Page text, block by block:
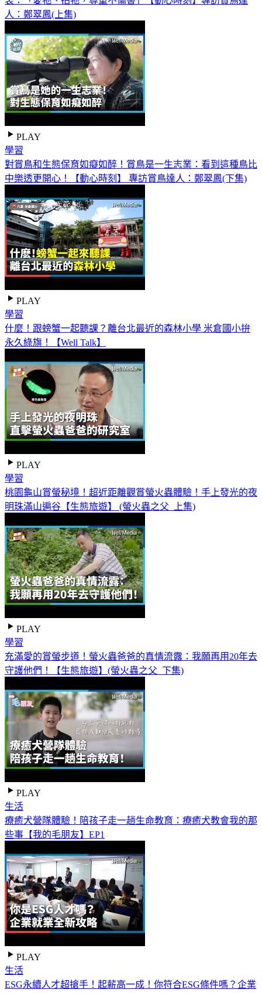
人：鄭翠鳳(上集)
PLAY
學習
對賞鳥和生態保育如癡如醉！賞鳥是一生志業：看到這種鳥比
中樂透更開心！【動心時刻】 專訪賞鳥達人：鄭翠鳳(下集)
PLAY
學習
什麼！跟螃蟹一起聽課？離台北最近的森林小學 米倉國小拚
永久綠旗！【Well Talk】
PLAY
學習
桃園龜山賞螢秘境！超近距離觀賞螢火蟲體驗！手上發光的夜
明珠滿山遍谷【生態旅遊】 (螢火蟲之父_上集)
PLAY
學習
充滿愛的賞螢步道！螢火蟲爸爸的真情流露：我願再用20年去
守護他們！【生態旅遊】(螢火蟲之父_下集)
PLAY
生活
療癒犬營隊體驗！陪孩子走一趟生命教育：療癒犬教會我的那
些事【我的毛朋友】EP1
PLAY
生活
ESG永續人才超搶手！起薪高一成！你符合ESG條件嗎？企業